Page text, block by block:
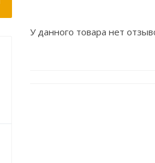
У данного товара нет